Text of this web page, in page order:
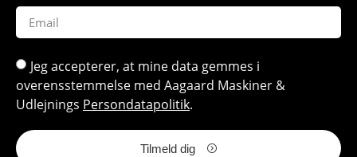
Jeg accepterer, at mine data gemmes i
overensstemmelse med Aagaard Maskiner &
Udlejnings Persondatapolitik.
Tilmeld dig